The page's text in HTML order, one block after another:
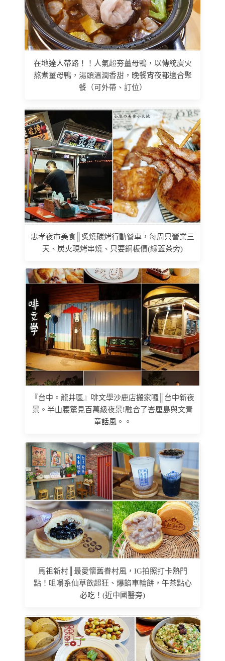
在地達人帶路！！人氣超夯薑母鴨，以傳統炭火
熬煮薑母鴨，湯頭溫潤香甜，晚餐宵夜都適合聚
餐（可外帶、訂位）
忠孝夜市美食║炙燒碳烤行動餐車，每周只營業三
天、炭火現烤串燒、只要銅板價(綠蓋茶旁)
『台中。龍井區』啡文學沙鹿店搬家囉║台中新夜
景。半山腰驚見百萬級夜景!融合了峇厘島與文青
童話風。。
馬祖新村║最愛懷舊眷村風，IG拍照打卡熱門
點！咀嚼系仙草飲超狂、爆餡車輪餅，午茶點心
必吃！(近中國醫旁)